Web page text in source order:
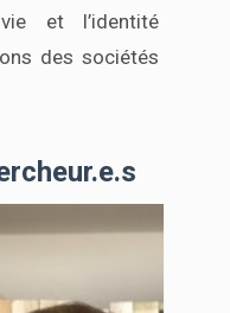
et l’identité
des sociétés